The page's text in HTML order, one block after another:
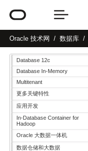
Oracle 技术网 数据库
Database 12c
Database In-Memory
Multitenant
更多关键特性
应用开发
In-Database Container for
Hadoop
Oracle 大数据一体机
数据仓储和大数据